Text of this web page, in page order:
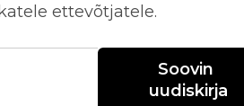
ettevõtjatele.
Soovin
uudiskirja